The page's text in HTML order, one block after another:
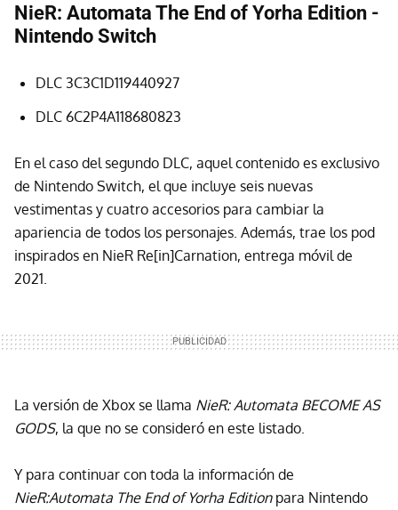
NieR: Automata The End of Yorha Edition -
Nintendo Switch
DLC 3C3C1D119440927
DLC 6C2P4A118680823
En el caso del segundo DLC, aquel contenido es exclusivo
de Nintendo Switch, el que incluye seis nuevas
vestimentas y cuatro accesorios para cambiar la
apariencia de todos los personajes. Además, trae los pod
inspirados en NieR Re[in]Carnation, entrega móvil de
2021.
La versión de Xbox se llama NieR: Automata BECOME AS
GODS, la que no se consideró en este listado.
Y para continuar con toda la información de
NieR:Automata The End of Yorha Editionpara Nintendo